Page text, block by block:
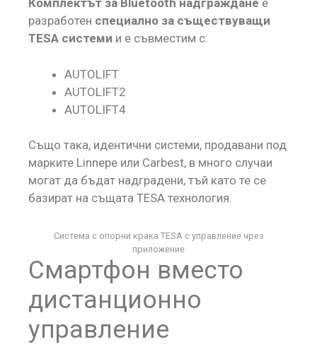
Комплектът за Bluetooth надграждане е
разработен специално за съществуващи
TESA системи и е съвместим с:
AUTOLIFT
AUTOLIFT2
AUTOLIFT4
Също така, идентични системи, продавани под
марките Linnepe или Carbest, в много случаи
могат да бъдат надградени, тъй като те се
базират на същата TESA технология.
Система с опорни крака TESA с управление чрез
приложение
Смартфон вместо
дистанционно
управление